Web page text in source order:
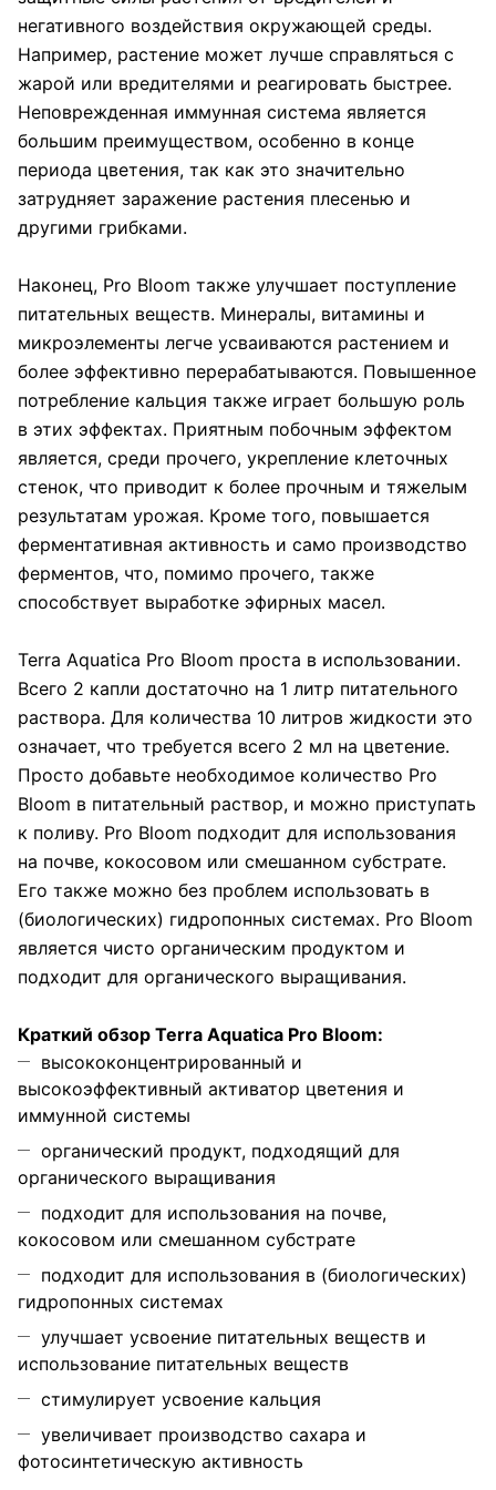
негативного воздействия окружающей среды.
Например, растение может лучше справляться с
жарой или вредителями и реагировать быстрее.
Неповрежденная иммунная система является
большим преимуществом, особенно в конце
периода цветения, так как это значительно
затрудняет заражение растения плесенью и
другими грибками.
Наконец, Pro Bloom также улучшает поступление
питательных веществ. Минералы, витамины и
микроэлементы легче усваиваются растением и
более эффективно перерабатываются. Повышенное
потребление кальция также играет большую роль
в этих эффектах. Приятным побочным эффектом
является, среди прочего, укрепление клеточных
стенок, что приводит к более прочным и тяжелым
результатам урожая. Кроме того, повышается
ферментативная активность и само производство
ферментов, что, помимо прочего, также
способствует выработке эфирных масел.
Terra Aquatica Pro Bloom проста в использовании.
Всего 2 капли достаточно на 1 литр питательного
раствора. Для количества 10 литров жидкости это
означает, что требуется всего 2 мл на цветение.
Просто добавьте необходимое количество Pro
Bloom в питательный раствор, и можно приступать
к поливу. Pro Bloom подходит для использования
на почве, кокосовом или смешанном субстрате.
Его также можно без проблем использовать в
(биологических) гидропонных системах. Pro Bloom
является чисто органическим продуктом и
подходит для органического выращивания.
Краткий обзор Terra Aquatica Pro Bloom:
высококонцентрированный и
высокоэффективный активатор цветения и
иммунной системы
органический продукт, подходящий для
органического выращивания
подходит для использования на почве,
кокосовом или смешанном субстрате
подходит для использования в (биологических)
гидропонных системах
улучшает усвоение питательных веществ и
использование питательных веществ
стимулирует усвоение кальция
увеличивает производство сахара и
фотосинтетическую активность